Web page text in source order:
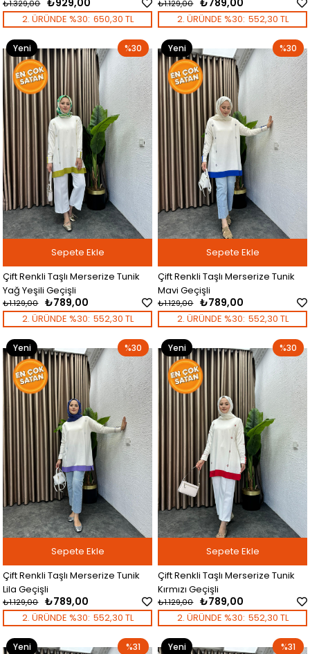
₺929,00
₺1.329,00
2. ÜRÜNDE %30: 650,30 TL
₺789,00
₺1.129,00
2. ÜRÜNDE %30: 552,30 TL
Çift Renkli Taşlı Merserize Tunik
Yağ Yeşili Geçişli
₺789,00
₺1.129,00
Sepete Ekle
%30
Yeni
Ürün
2. ÜRÜNDE %30: 552,30 TL
Çift Renkli Taşlı Merserize Tunik
Mavi Geçişli
₺789,00
₺1.129,00
Sepete Ekle
%30
Yeni
Ürün
2. ÜRÜNDE %30: 552,30 TL
Çift Renkli Taşlı Merserize Tunik
Lila Geçişli
₺789,00
₺1.129,00
Sepete Ekle
%30
Yeni
Ürün
2. ÜRÜNDE %30: 552,30 TL
Çift Renkli Taşlı Merserize Tunik
Kırmızı Geçişli
₺789,00
₺1.129,00
Sepete Ekle
%30
Yeni
Ürün
2. ÜRÜNDE %30: 552,30 TL
%31
Yeni
%31
Yeni